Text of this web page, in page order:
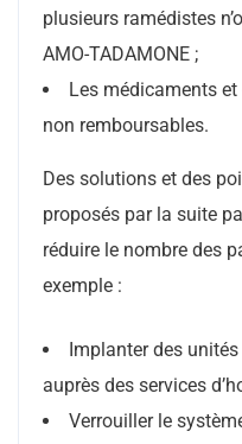
plusieurs ramédistes
AMO-TADAMONE ;
Les médicaments
non remboursables.
Des solutions et des
proposés par la suite
réduire le nombre des
exemple :
Implanter des
auprès des services
Verrouiller le